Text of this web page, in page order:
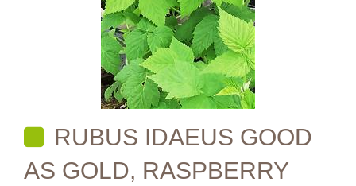
RUBUS IDAEUS GOOD
AS GOLD, RASPBERRY